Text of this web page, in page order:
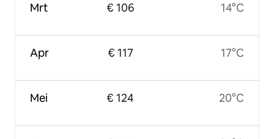
Mrt
Apr
Mei
€ 106
€ 117
€ 124
14°C
17°C
20°C